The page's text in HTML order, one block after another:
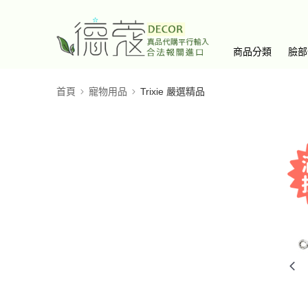
商品分類 臉
首頁 寵物用品 Trixie 嚴選精品